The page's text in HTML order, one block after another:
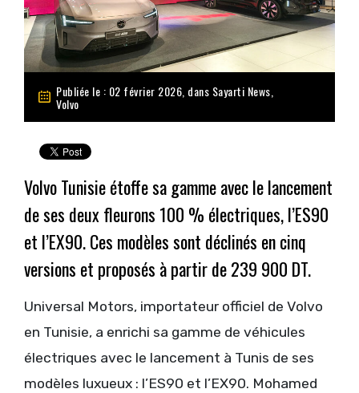
Publiée le : 02 février 2026, dans Sayarti News
Volvo
Volvo Tunisie étoffe sa gamme avec le lancement
de ses deux fleurons 100 % électriques, l’ES90
et l’EX90. Ces modèles sont déclinés en cinq
versions et proposés à partir de 239 900 DT.
Universal Motors, importateur officiel de Volvo
en Tunisie, a enrichi sa gamme de véhicules
électriques avec le lancement à Tunis de ses
modèles luxueux : l’ES90 et l’EX90. Mohamed